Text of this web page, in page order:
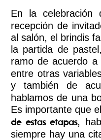
En la celebración
recepción de
al salón, el brindis
la partida de
ramo de acuerdo
entre otras
y también de
hablamos de una
Es importante que
de estas etapas,
siempre hay una